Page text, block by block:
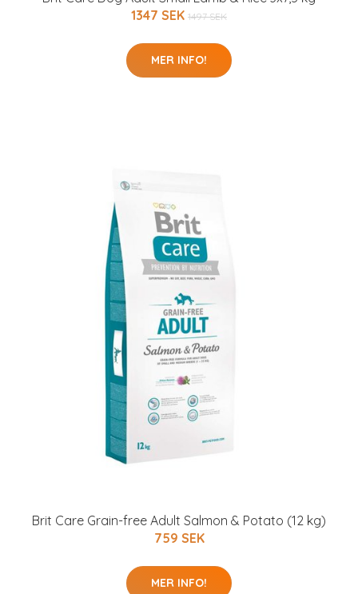
1347 SEK 1497 SEK
MER INFO!
Brit Care Grain-free Adult Salmon & Potato (12 kg)
759 SEK
MER INFO!